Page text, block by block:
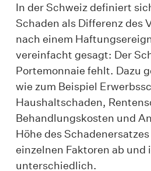
In der Schweiz definiert
Schaden als Differenz des
nach einem
vereinfacht gesagt: Der
Portemonnaie fehlt. Dazu
wie zum Beispiel
Haushaltschaden,
Behandlungskosten und
Höhe des
einzelnen Faktoren ab und
unterschiedlich.